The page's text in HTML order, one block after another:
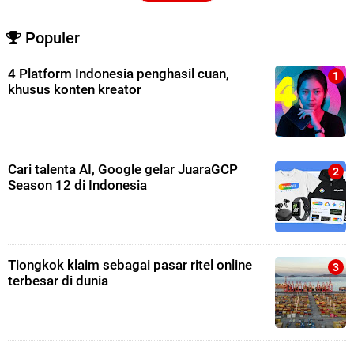
Populer
4 Platform Indonesia penghasil cuan,
khusus konten kreator
Cari talenta AI, Google gelar JuaraGCP
Season 12 di Indonesia
Tiongkok klaim sebagai pasar ritel online
terbesar di dunia